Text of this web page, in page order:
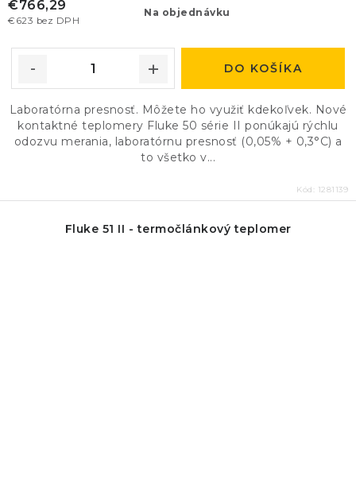
Na objednávku
€623 bez DPH
€766,29
DO KOŠÍKA
Laboratórna presnosť. Môžete ho využiť kdekoľvek. Nové
kontaktné teplomery Fluke 50 série II ponúkajú rýchlu
odozvu merania, laboratórnu presnosť (0,05% + 0,3°C) a
to všetko v...
Kód: 1281139
Fluke 51 II - termočlánkový teplomer